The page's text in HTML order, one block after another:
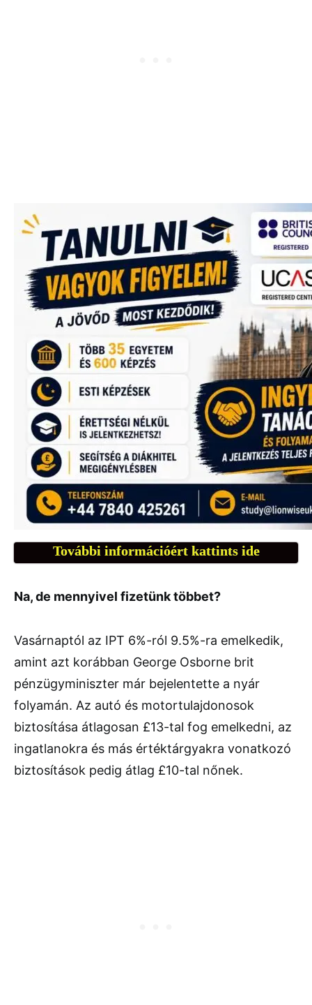
További információért kattints ide
Na, de mennyivel fizetünk többet?
Vasárnaptól az IPT 6%-ról 9.5%-ra emelkedik,
amint azt korábban George Osborne brit
pénzügyminiszter már bejelentette a nyár
folyamán. Az autó és motortulajdonosok
biztosítása átlagosan £13-tal fog emelkedni, az
ingatlanokra és más értéktárgyakra vonatkozó
biztosítások pedig átlag £10-tal nőnek.